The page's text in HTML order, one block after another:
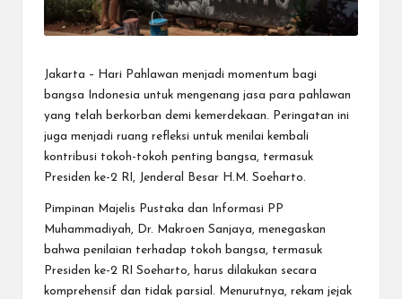
Jakarta – Hari Pahlawan menjadi momentum bagi
bangsa Indonesia untuk mengenang jasa para pahlawan
yang telah berkorban demi kemerdekaan. Peringatan ini
juga menjadi ruang refleksi untuk menilai kembali
kontribusi tokoh-tokoh penting bangsa, termasuk
Presiden ke-2 RI, Jenderal Besar H.M. Soeharto.
Pimpinan Majelis Pustaka dan Informasi PP
Muhammadiyah, Dr. Makroen Sanjaya, menegaskan
bahwa penilaian terhadap tokoh bangsa, termasuk
Presiden ke-2 RI Soeharto, harus dilakukan secara
komprehensif dan tidak parsial. Menurutnya, rekam jejak